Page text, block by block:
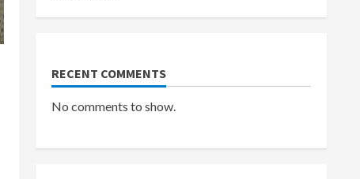
RECENT COMMENTS
No comments to show.